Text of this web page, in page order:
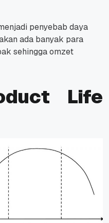
penyebab daya
ada banyak para
sehingga omzet
Life